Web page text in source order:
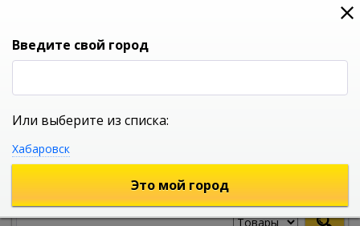
0
УНИВЕРСАЛЬНЫЙ ИНТЕРНЕТ МАГАЗИН
Введите свой город
Или выберите из списка:
Хабаровск
Это мой город